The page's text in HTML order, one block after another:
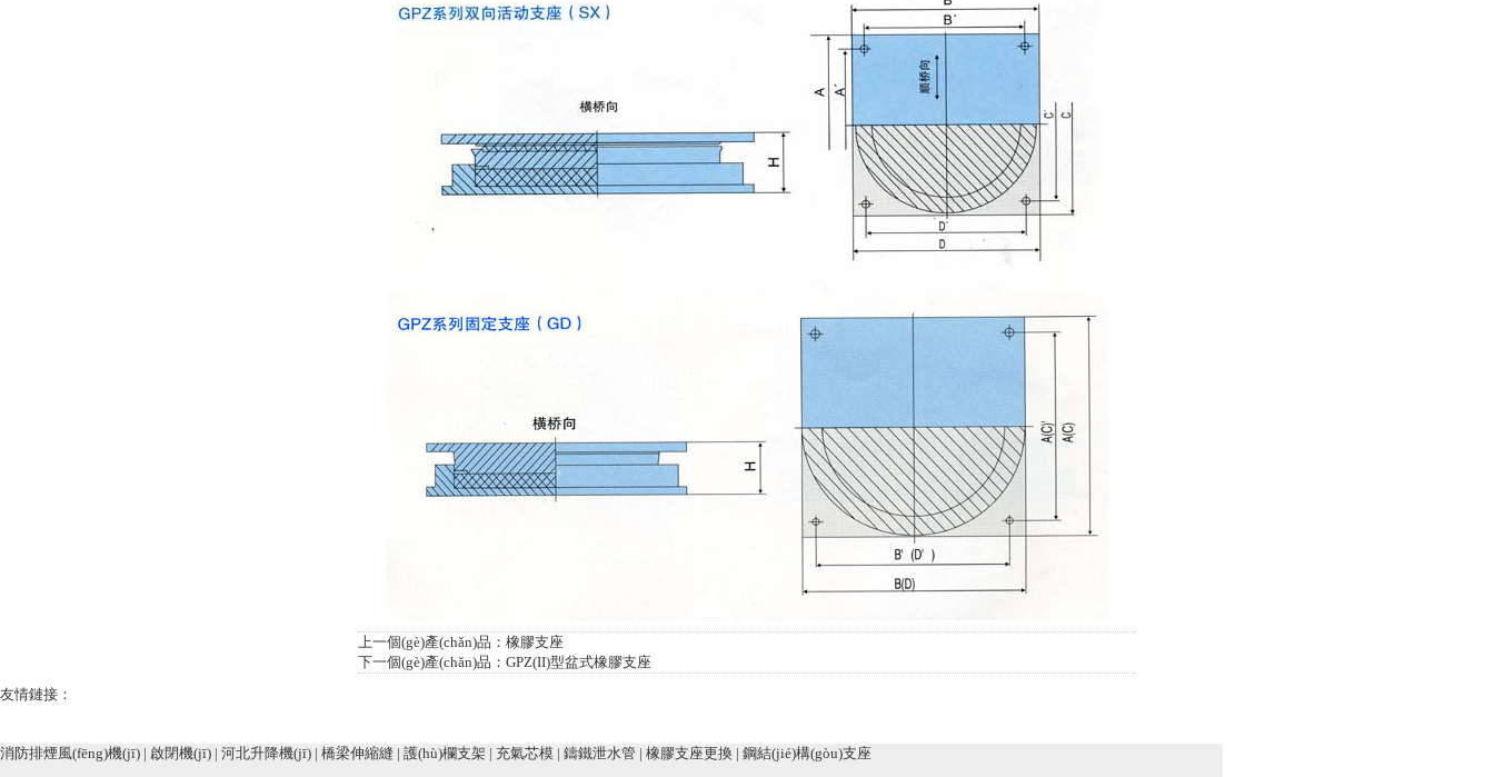
上一個(gè)產(chǎn)品： 橡膠支座
下一個(gè)產(chǎn)品： GPZ(II)型盆式橡膠支座
友情鏈接：
消防排煙風(fēng)機(jī) | 啟閉機(jī) | 河北升降機(jī) | 橋梁伸縮縫 | 護(hù)欄支架 | 充氣芯模 | 鑄鐵泄水管 | 橡膠支座更換 | 鋼結(jié)構(gòu)支座